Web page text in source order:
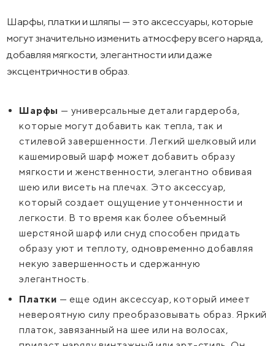
Шарфы, платки и шляпы — это аксессуары, которые
могут значительно изменить атмосферу всего наряда,
добавляя мягкости, элегантности или даже
эксцентричности в образ.
Шарфы — универсальные детали гардероба,
которые могут добавить как тепла, так и
стилевой завершенности. Легкий шелковый или
кашемировый шарф может добавить образу
мягкости и женственности, элегантно обвивая
шею или висеть на плечах. Это аксессуар,
который создает ощущение утонченности и
легкости. В то время как более объемный
шерстяной шарф или снуд способен придать
образу уют и теплоту, одновременно добавляя
некую завершенность и сдержанную
элегантность.
Платки — еще один аксессуар, который имеет
невероятную силу преобразовывать образ. Яркий
платок, завязанный на шее или на волосах,